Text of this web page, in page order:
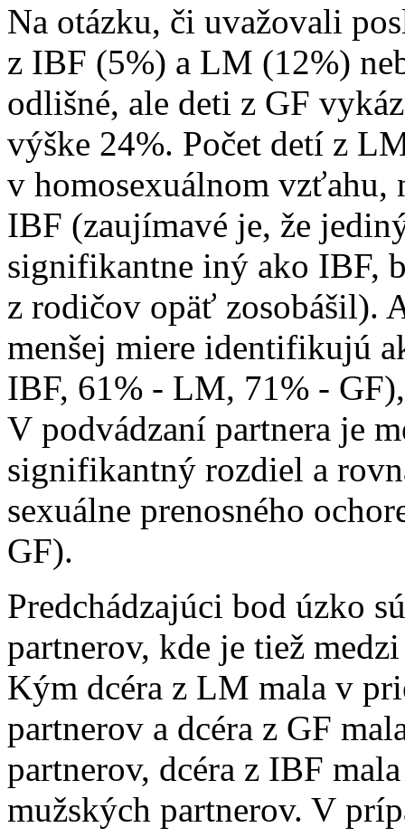
Na otázku, či uvažovali
z IBF (5%) a LM (12%)
odlišné, ale deti z GF
výške 24%. Počet detí z
v homosexuálnom
IBF (zaujímavé je, že
signifikantne iný ako IBF,
z rodičov opäť zosobášil).
menšej miere identifikujú
IBF, 61% - LM, 71% -
V podvádzaní partnera je
signifikantný rozdiel a
sexuálne prenosného
GF).
Predchádzajúci bod úzko
partnerov, kde je tiež
Kým dcéra z LM mala v
partnerov a dcéra z GF
partnerov, dcéra z IBF
mužských partnerov. V